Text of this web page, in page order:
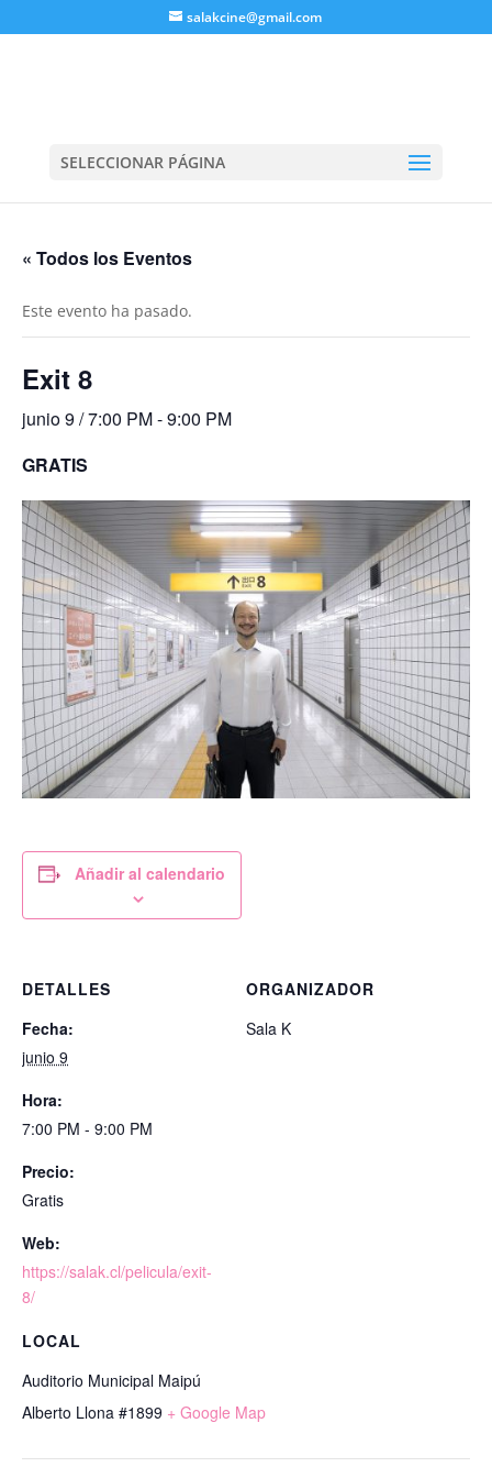
salakcine@gmail.com
SELECCIONAR PÁGINA
« Todos los Eventos
Este evento ha pasado.
Exit 8
junio 9 / 7:00 PM-9:00 PM
GRATIS
Añadir al calendario
DETALLES
Fecha:
junio 9
Hora:
7:00 PM - 9:00 PM
Precio:
Gratis
Web:
https://salak.cl/pelicula/exit-
8/
LOCAL
Auditorio Municipal Maipú
Alberto Llona #1899 + Google Map
ORGANIZADOR
Sala K